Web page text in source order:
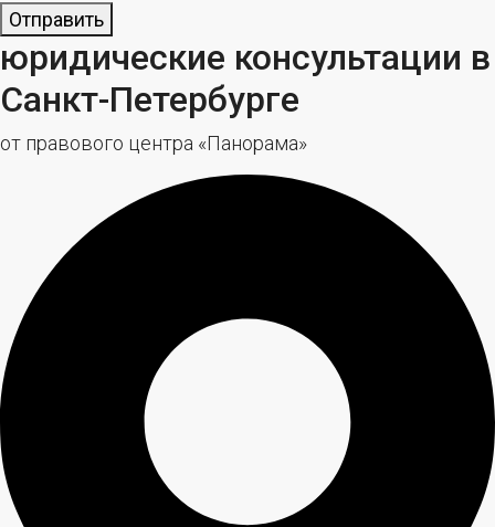
Отправить
юридические консультации в
Санкт-Петербурге
от правового центра «Панорама»